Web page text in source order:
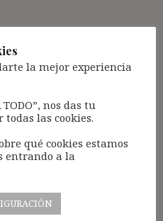
no será publicada.
con
la mejor experiencia
nos das tu
las cookies.
qué cookies estamos
entrando a la